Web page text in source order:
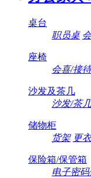
桌台
职员桌
座椅
会喜/接
沙发及茶几
沙发/茶几
储物柜
货架 更
保险箱/保管箱
电子密